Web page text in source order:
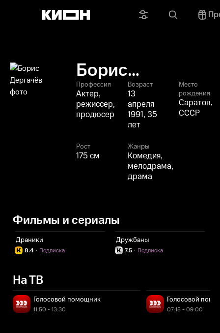
Борис
Дергачёв
Профессия
Актер,
режиссер,
продюсер
Возраст
13
апреля
1991, 35
лет
Место
рождения
Саратов,
СССР
Рост
175 см
Жанры
Комедия,
мелодрама,
драма
Фильмы и сериалы
Драники
8.4 Подписка
·
Дружбаны
7.5 Подписка
·
На ТВ
Голосовой помощник
11:50 - 13:30
Голосовой
07:15 - 09:00